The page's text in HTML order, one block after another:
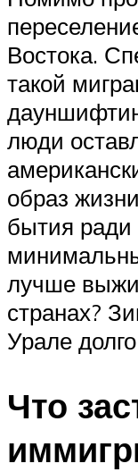
Востока.
такой
люди
образ
бытия ради
лучше
странах?
Урале
Что